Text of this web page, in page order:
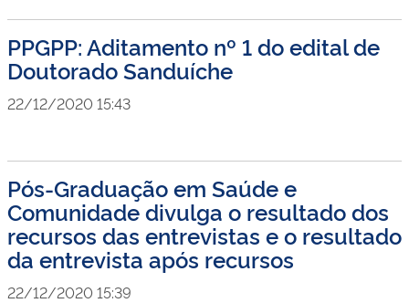
PPGPP: Aditamento nº 1 do edital de
Doutorado Sanduíche
22/12/2020 15:43
Pós-Graduação em Saúde e
Comunidade divulga o resultado dos
recursos das entrevistas e o resultado
da entrevista após recursos
22/12/2020 15:39